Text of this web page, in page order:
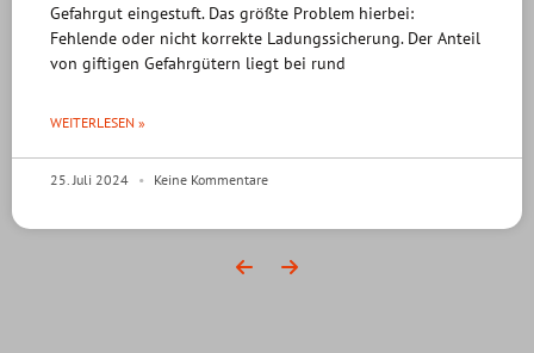
Gefahrgut eingestuft. Das größte Problem hierbei:
Fehlende oder nicht korrekte Ladungssicherung. Der Anteil
von giftigen Gefahrgütern liegt bei rund
WEITERLESEN »
25. Juli 2024 Keine Kommentare